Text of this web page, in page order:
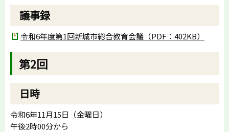
議事録
令和6年度第1回新城市総合教育会議（PDF：402KB）
第2回
日時
令和6年11月15日（金曜日）
午後2時00分から